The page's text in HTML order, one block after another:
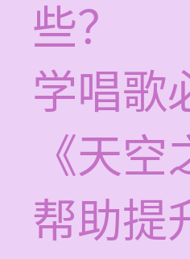
些？
学唱歌
《天
帮助提